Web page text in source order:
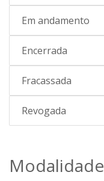
Em andamento
Encerrada
Fracassada
Revogada
Modalidade